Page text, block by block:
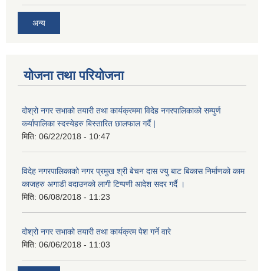
अन्य
योजना तथा परियोजना
दोश्रो नगर सभाको तयारी तथा कार्यक्रममा विदेह नगरपालिकाको सम्पुर्ण
कर्यापालिका स्दस्येहरु बिस्तारित छालफाल गर्दै |
मिति: 06/22/2018 - 10:47
विदेह नगरपालिकाको नगर प्रमुख श्री बेचन दास ज्यु बाट बिकास निर्माणको काम
काजहरु अगाडी वदाउनको लागी टिप्पणी आदेश सदर गर्दै ।
मिति: 06/08/2018 - 11:23
दोश्रो नगर सभाको तयारी तथा कार्यक्रम पेश गर्ने वारे
मिति: 06/06/2018 - 11:03